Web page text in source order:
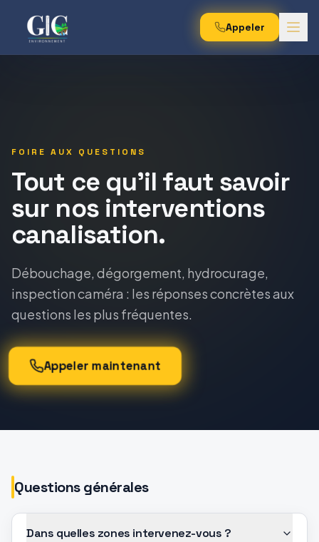
Appeler
FOIRE AUX QUESTIONS
Tout ce qu'il faut savoir
sur nos interventions
canalisation.
Débouchage, dégorgement, hydrocurage,
inspection caméra : les réponses concrètes aux
questions les plus fréquentes.
Appeler maintenant
Questions générales
Dans quelles zones intervenez-vous ?